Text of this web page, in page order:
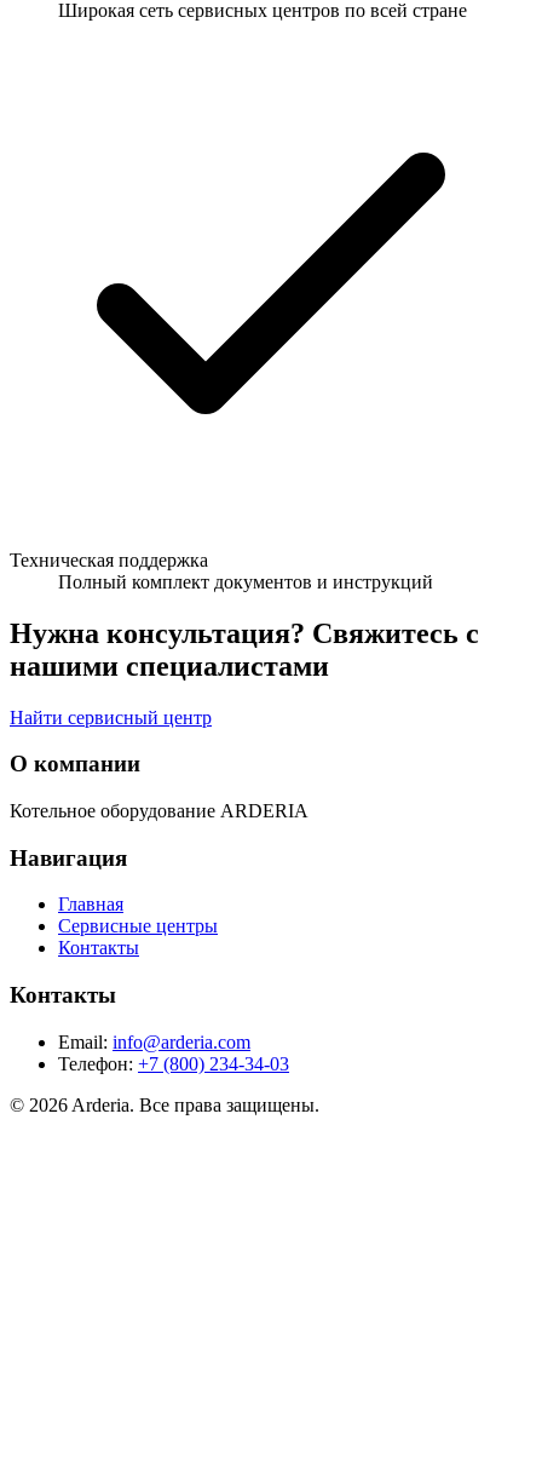
Широкая сеть сервисных центров по всей стране
Техническая поддержка
Полный комплект документов и инструкций
Нужна консультация? Свяжитесь с
нашими специалистами
Найти сервисный центр
О компании
Котельное оборудование ARDERIA
Навигация
Главная
Сервисные центры
Контакты
Контакты
Email: info@arderia.com
Телефон: +7 (800) 234-34-03
© 2026 Arderia. Все права защищены.